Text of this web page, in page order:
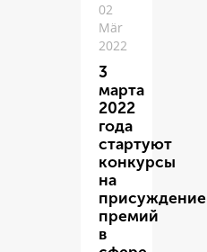
02
Mär
2022
3
марта
2022
года
стартуют
конкурсы
на
присуждение
премий
в